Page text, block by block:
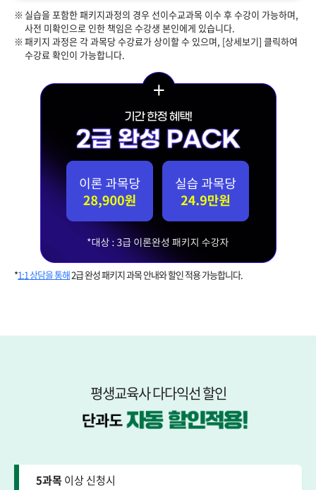
실습을 포함한 패키지과정의 경우 선이수교과목 이수 후 수강이 가능하며,
사전 미확인으로 인한 책임은 수강생 본인에게 있습니다.
패키지 과정은 각 과목당 수강료가 상이할 수 있으며, [상세보기] 클릭하여
수강료 확인이 가능합니다.
*1:1 상담을 통해2급 완성 패키지 과목 안내와 할인 적용 가능합니다.
평생교육사 다다익선 할인
5과목이상 신청시